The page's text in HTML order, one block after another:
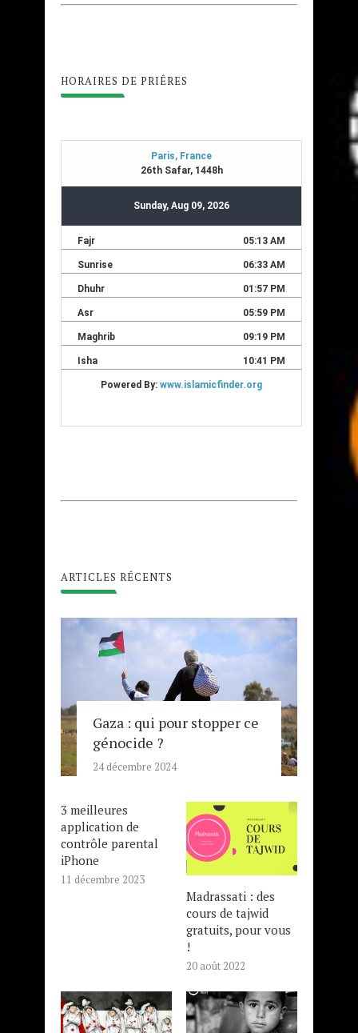
HORAIRES DE PRIÊRES
ARTICLES RÉCENTS
Gaza : qui pour stopper ce
génocide ?
24 décembre 2024
3 meilleures
application de
contrôle parental
iPhone
11 décembre 2023
Madrassati : des
cours de tajwid
gratuits, pour vous
!
20 août 2022